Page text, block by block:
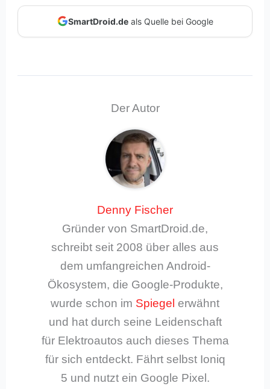
SmartDroid.deals Quelle bei Google
Der Autor
Denny Fischer
Gründer von SmartDroid.de,
schreibt seit 2008 über alles aus
dem umfangreichen Android-
Ökosystem, die Google-Produkte,
wurde schon im Spiegel erwähnt
und hat durch seine Leidenschaft
für Elektroautos auch dieses Thema
für sich entdeckt. Fährt selbst Ioniq
5 und nutzt ein Google Pixel.